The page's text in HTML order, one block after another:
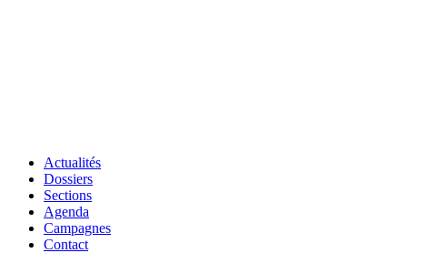
Actualités
Dossiers
Sections
Agenda
Campagnes
Contact